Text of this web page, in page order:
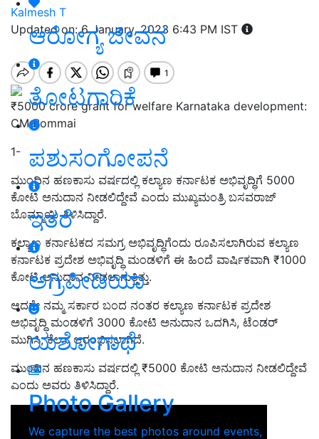
ಆರೋಗ್ಯ ಜೀವನ
ತೋಟಗಾರಿಕೆ
ಪಶುಸಂಗೋಪನೆ
ಇತರೆ
ಅಗ್ರಿಪೀಡಿಯಾ
ಯಶೋಗಾಥೆ
Photo Gallery
We capture the best photos around events,
Kalmesh T
Updated on: 6 January, 2023 6:43 PM IST
₹5000 crore grant for welfare Karnataka development:
CM Bommai
1-
ಮುಂದಿನ ಹಣಕಾಸು ವರ್ಷದಲ್ಲಿ ಕಲ್ಯಾಣ ಕರ್ನಾಟಕ ಅಭಿವೃದ್ಧಿಗೆ 5000
ಕೋಟಿ ಅನುದಾನ ನೀಡಲಿದ್ದೇವೆ ಎಂದು ಮುಖ್ಯಮಂತ್ರಿ ಬಸವರಾಜ್‌
ಬೊಮ್ಮಾಯಿ ತಿಳಿಸಿದ್ದಾರೆ.
ಕಲ್ಯಾಣ ಕರ್ನಾಟಕದ ಸಮಗ್ರ ಅಭಿವೃದ್ಧಿಗೆಂದು ರೂಪಿಸಲಾಗಿರುವ ಕಲ್ಯಾಣ
ಕರ್ನಾಟಕ ಪ್ರದೇಶ ಅಭಿವೃದ್ಧಿ ಮಂಡಳಿಗೆ ಈ ಹಿಂದೆ ವಾರ್ಷಿಕವಾಗಿ ₹1000
ಕೋಟಿ ಅನುದಾನ ನೀಡಲಾಗುತ್ತಿತ್ತು.
ಆದರೇ ನಮ್ಮ ಸರ್ಕಾರ ಬಂದ ನಂತರ ಕಲ್ಯಾಣ ಕರ್ನಾಟಕ ಪ್ರದೇಶ
ಅಭಿವೃದ್ಧಿ ಮಂಡಳಿಗೆ 3000 ಕೋಟಿ ಅನುದಾನ ಒದಗಿಸಿ, ಟೆಂಡರ್
ಮುಗಿಸಿ, ಕೆಲಸ ಆರಂಭಿಸಲಾಗಿದೆ.
ಮುಂದಿನ ಹಣಕಾಸು ವರ್ಷದಲ್ಲಿ ₹5000 ಕೋಟಿ ಅನುದಾನ ನೀಡಲಿದ್ದೇವೆ
ಎಂದು ಅವರು ತಿಳಿಸಿದ್ದಾರೆ.